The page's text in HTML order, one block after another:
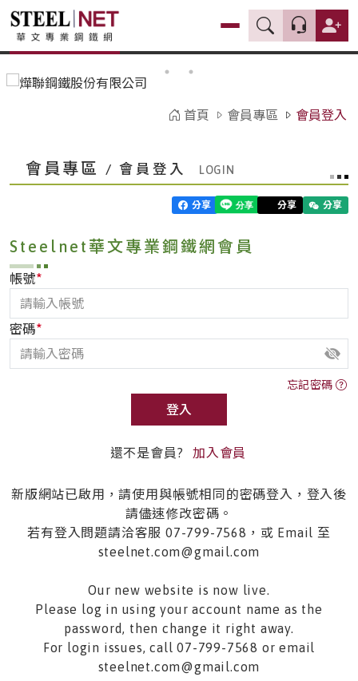
首頁 會員專區 會員登入
會員專區 / 會員登入
分享 分享 分享
Steelnet華文專業鋼鐵網會員
帳號*
密碼*
忘記密碼
登入
還不是會員? 加入會員
新版網站已啟用，請使用與帳號相同的密碼登入，登入後
請儘速修改密碼。
若有登入問題請洽客服 07-799-7568，或 Email 至
steelnet.com@gmail.com
Our new website is now live.
Please log in using your account name as the
password, then change it right away.
For login issues, call 07-799-7568 or email
steelnet.com@gmail.com